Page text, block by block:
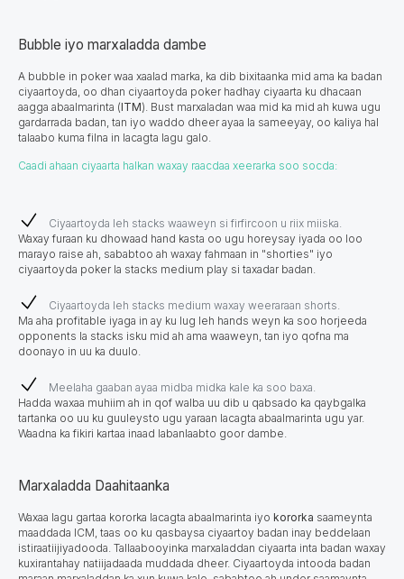
Bubble iyo marxaladda dambe
A bubble in poker waa xaalad marka, ka dib bixitaanka mid ama ka badan
ciyaartoyda, oo dhan ciyaartoyda poker hadhay ciyaarta ku dhacaan
aagga abaalmarinta (ITM). Bust marxaladan waa mid ka mid ah kuwa ugu
gardarrada badan, tan iyo waddo dheer ayaa la sameeyay, oo kaliya hal
talaabo kuma filna in lacagta lagu galo.
Caadi ahaan ciyaarta halkan waxay raacdaa xeerarka soo socda:
Ciyaartoyda leh stacks waaweyn si firfircoon u riix miiska.
Waxay furaan ku dhowaad hand kasta oo ugu horeysay iyada oo loo
marayo raise ah, sababtoo ah waxay fahmaan in "shorties" iyo
ciyaartoyda poker la stacks medium play si taxadar badan.
Ciyaartoyda leh stacks medium waxay weeraraan shorts.
Ma aha profitable iyaga in ay ku lug leh hands weyn ka soo horjeeda
оpponents la stacks isku mid ah ama waaweyn, tan iyo qofna ma
doonayo in uu ka duulo.
Meelaha gaaban ayaa midba midka kale ka soo baxa.
Hadda waxaa muhiim ah in qof walba uu dib u qabsado ka qaybgalka
tartanka oo uu ku guuleysto ugu yaraan lacagta abaalmarinta ugu yar.
Waadna ka fikiri kartaa inaad labanlaabto goor dambe.
Marxaladda Daahitaanka
Waxaa lagu gartaa kororka lacagta abaalmarinta iyo kororka saameynta
maaddada ICM, taas oo ku qasbaysa ciyaartoy badan inay beddelaan
istiraatiijiyadooda. Tallaabooyinka marxaladdan ciyaarta inta badan waxay
kuxirantahay natiijadaada muddada dheer. Ciyaartoyda intooda badan